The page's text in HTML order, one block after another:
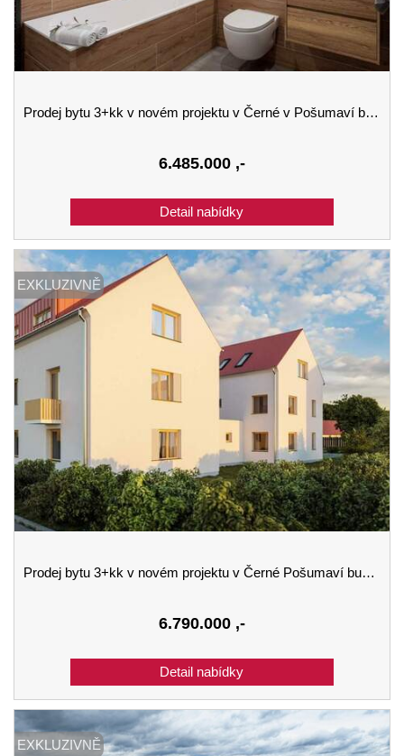
Prodej bytu 3+kk v novém projektu v Černé v Pošumaví budova B 1.podlaží
6.485.000 ,-
EXKLUZIVNĚ
Prodej bytu 3+kk v novém projektu v Černé Pošumaví budova A 3.podlaží
6.790.000 ,-
EXKLUZIVNĚ